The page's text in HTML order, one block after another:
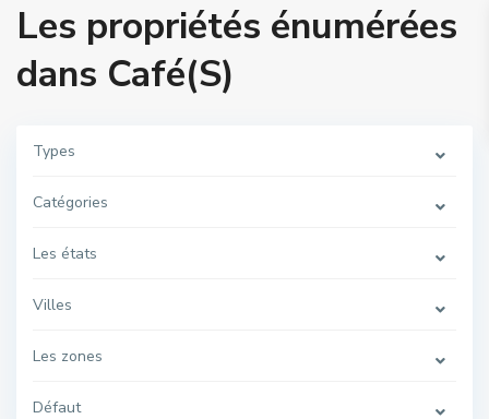
Les propriétés énumérées
dans Café(S)
Types
Catégories
Les états
Villes
Les zones
Défaut